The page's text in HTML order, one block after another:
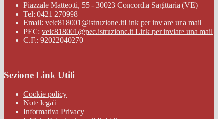
Piazzale Matteotti, 55 - 30023 Concordia Sagittaria (VE)
Tel: 0421 270998
Email: veic818001@istruzione.itLink per inviare una mail
PEC: veic818001@pec.istruzione.it Link per inviare una mail
C.F.: 92022040270
Sezione Link Utili
Cookie policy
Note legali
Informativa Privacy